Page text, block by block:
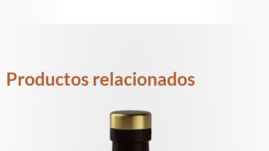
Productos relacionados